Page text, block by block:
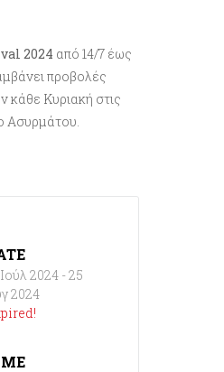
2024 από 14/7 έως
προβολές
κάθε Κυριακή στις
Ασυρμάτου.
2024 - 25
2024